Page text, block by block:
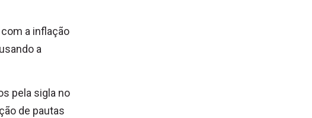
a inflação
a
pela sigla no
de pautas